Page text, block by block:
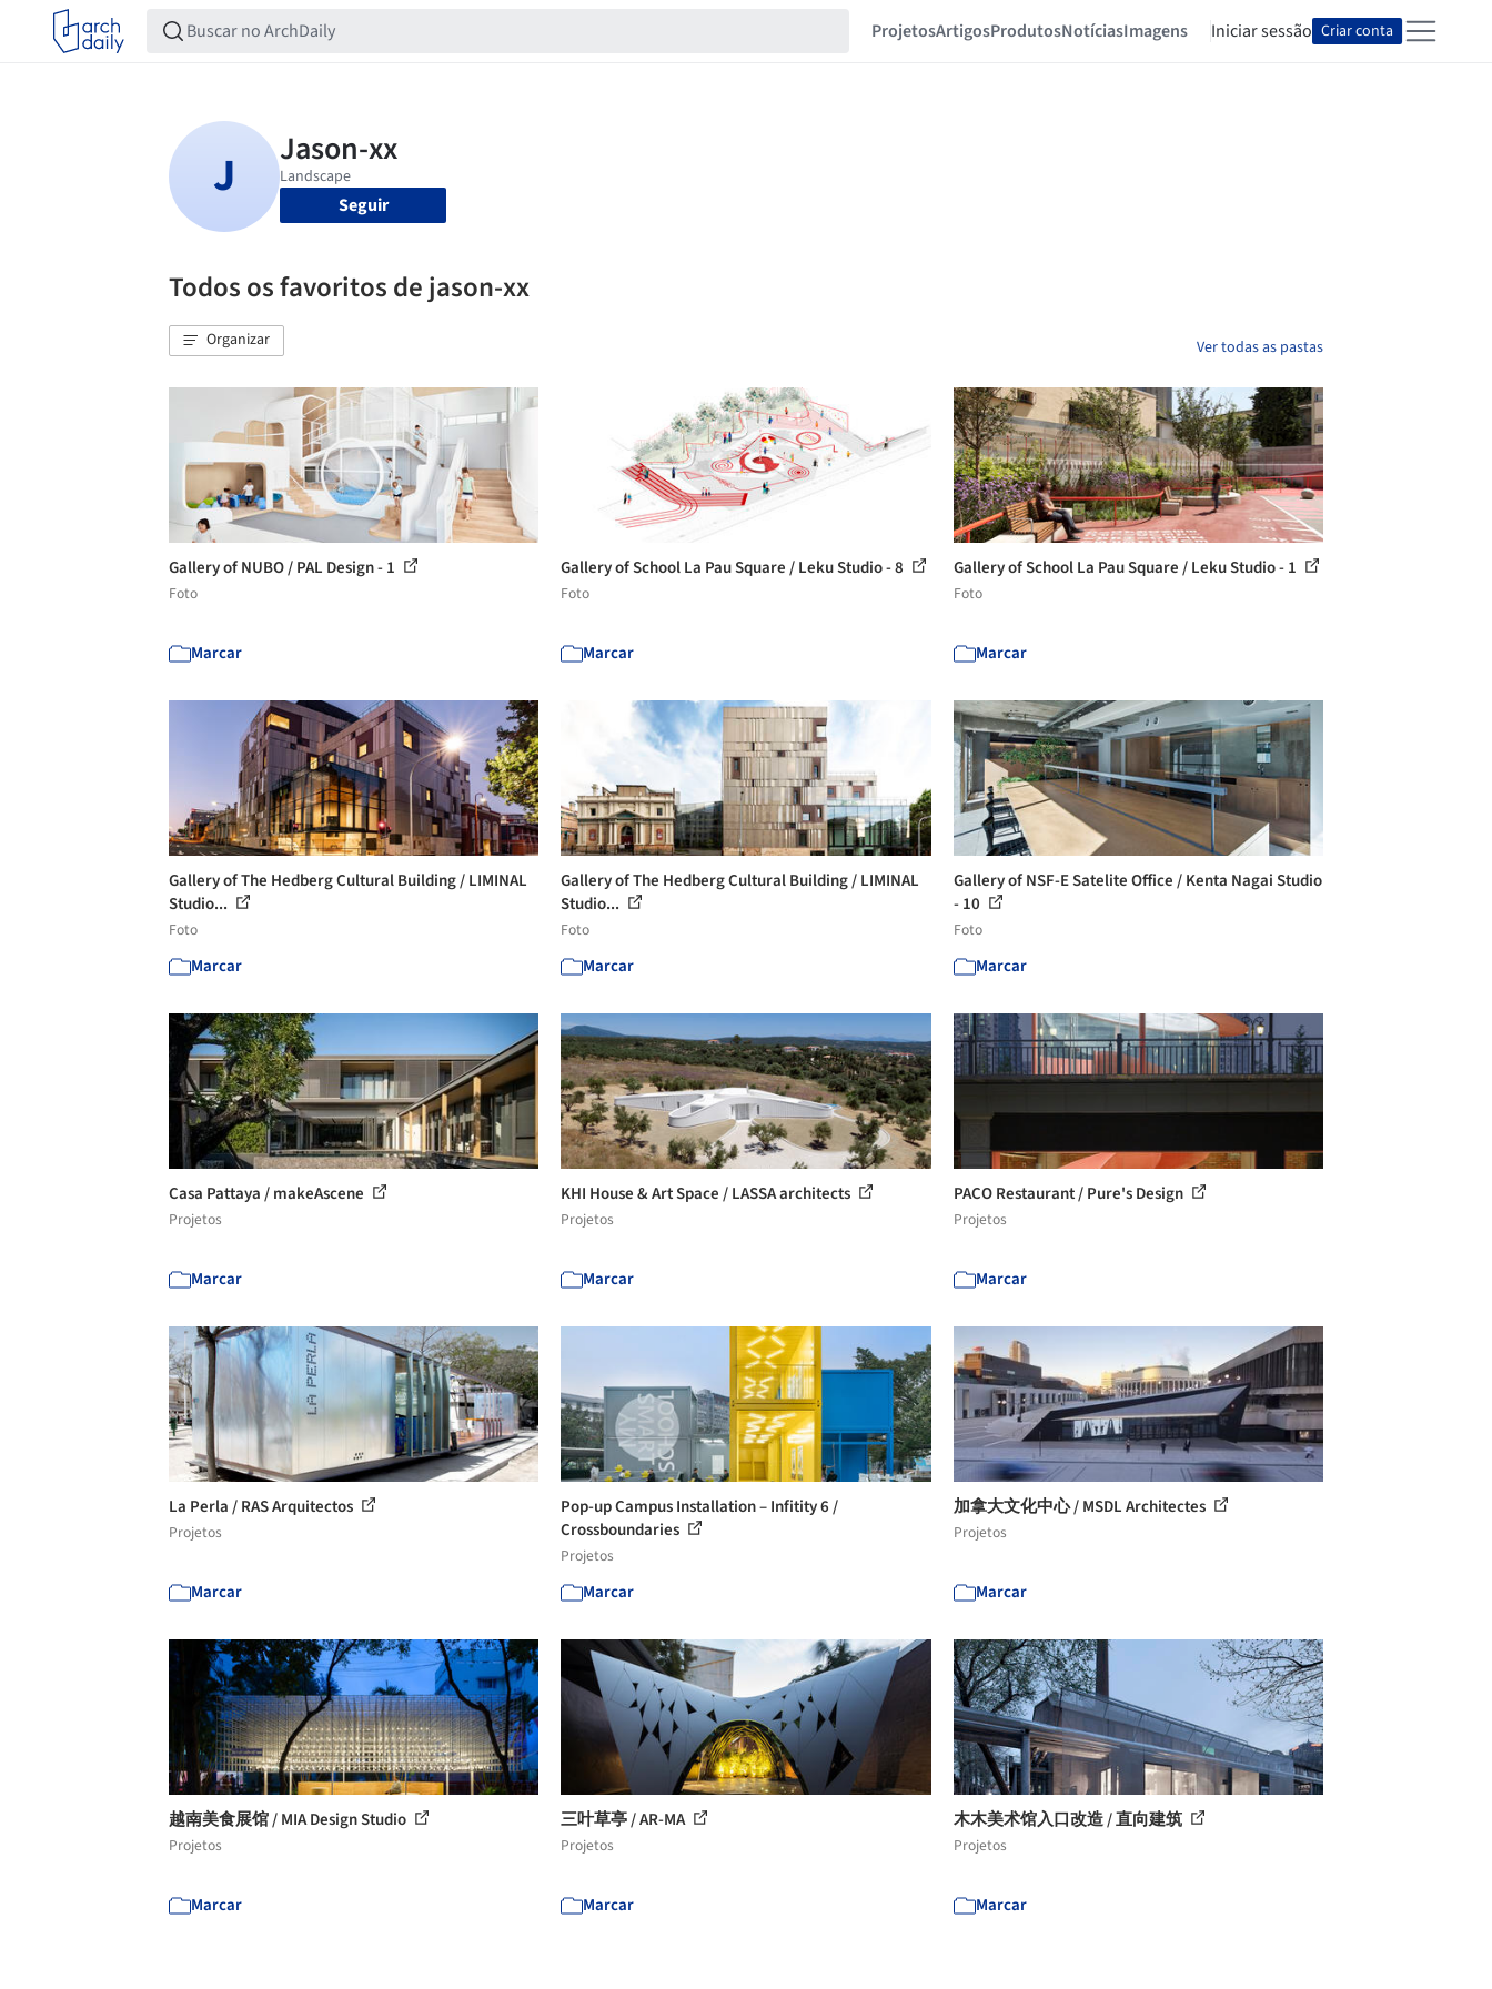
ProjetosArtigosProdutosNotíciasImagens Iniciar sessão Criar conta
Seguir
Todos os favoritos de jason-xx
Organizar Ver todas as pastas
Gallery of NUBO / PAL Design - 1
Foto
Marcar
Gallery of School La Pau Square / Leku Studio - 8
Foto
Marcar
Gallery of School La Pau Square / Leku Studio - 1
Foto
Marcar
Gallery of The Hedberg Cultural Building / LIMINAL
Studio...
Foto
Marcar
Gallery of The Hedberg Cultural Building / LIMINAL
Studio...
Foto
Marcar
Gallery of NSF-E Satelite Office / Kenta Nagai Studio
- 10
Foto
Marcar
Casa Pattaya / makeAscene
Projetos
Marcar
KHI House & Art Space / LASSA architects
Projetos
Marcar
PACO Restaurant / Pure's Design
Projetos
Marcar
La Perla / RAS Arquitectos
Projetos
Marcar
Pop-up Campus Installation – Infitity 6 /
Crossboundaries
Projetos
Marcar
加拿大文化中心 / MSDL Architectes
Projetos
Marcar
越南美食展馆 / MIA Design Studio
Projetos
Marcar
三叶草亭 / AR-MA
Projetos
Marcar
木木美术馆入口改造 / 直向建筑
Projetos
Marcar